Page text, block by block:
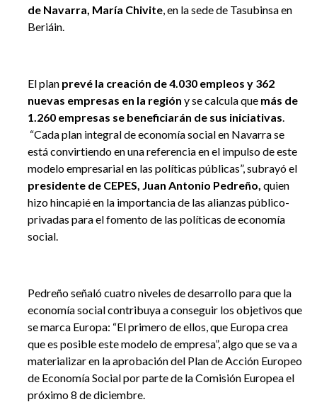
de Navarra, María Chivite , en la sede de Tasubinsa en
Beriáin.
El plan prevé la creación de 4.030 empleos y 362
nuevas empresas en la región y se calcula que más de
1.260 empresas se beneficiarán de sus iniciativas
“Cada plan integral de economía social en Navarra se
está convirtiendo en una referencia en el impulso de este
modelo empresarial en las políticas públicas”, subrayó el
presidente de CEPES, Juan Antonio Pedreño, quien
hizo hincapié en la importancia de las alianzas público-
privadas para el fomento de las políticas de economía
social.
Pedreño señaló cuatro niveles de desarrollo para que la
economía social contribuya a conseguir los objetivos que
se marca Europa: “El primero de ellos, que Europa crea
que es posible este modelo de empresa”, algo que se va a
materializar en la aprobación del Plan de Acción Europeo
de Economía Social por parte de la Comisión Europea el
próximo 8 de diciembre.